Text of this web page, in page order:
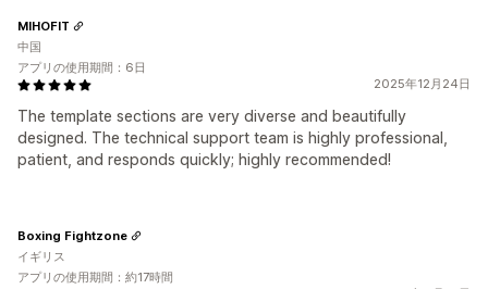
2025年12月24日
The template sections are very diverse and beautifully
designed. The technical support team is highly professional,
patient, and responds quickly; highly recommended!
MIHOFIT
中国
アプリの使用期間：6日
Boxing Fightzone
イギリス
アプリの使用期間：約17時間